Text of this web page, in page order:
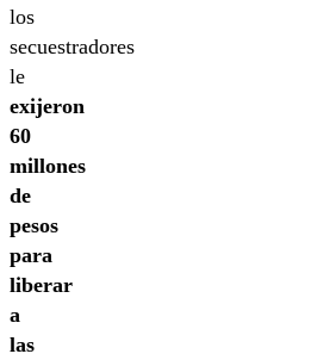
los
secuestradores
le
exijeron
60
millones
de
pesos
para
liberar
a
las